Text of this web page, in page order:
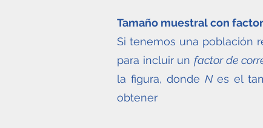
Tamaño muestral con
Si tenemos una población
para incluir un factor de
la figura, donde N es el
obtener